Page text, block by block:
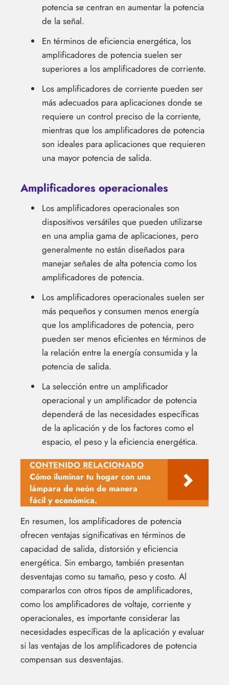
potencia se centran en aumentar la potencia
de la señal.
En términos de eficiencia energética, los
amplificadores de potencia suelen ser
superiores a los amplificadores de corriente.
Los amplificadores de corriente pueden ser
más adecuados para aplicaciones donde se
requiere un control preciso de la corriente,
mientras que los amplificadores de potencia
son ideales para aplicaciones que requieren
una mayor potencia de salida.
Amplificadores operacionales
Los amplificadores operacionales son
dispositivos versátiles que pueden utilizarse
en una amplia gama de aplicaciones, pero
generalmente no están diseñados para
manejar señales de alta potencia como los
amplificadores de potencia.
Los amplificadores operacionales suelen ser
más pequeños y consumen menos energía
que los amplificadores de potencia, pero
pueden ser menos eficientes en términos de
la relación entre la energía consumida y la
potencia de salida.
La selección entre un amplificador
operacional y un amplificador de potencia
dependerá de las necesidades específicas
de la aplicación y de los factores como el
espacio, el peso y la eficiencia energética.
CONTENIDO RELACIONADO
Cómo iluminar tu hogar con una
lámpara de neón de manera
fácil y económica.
En resumen, los amplificadores de potencia
ofrecen ventajas significativas en términos de
capacidad de salida, distorsión y eficiencia
energética. Sin embargo, también presentan
desventajas como su tamaño, peso y costo. Al
compararlos con otros tipos de amplificadores,
como los amplificadores de voltaje, corriente y
operacionales, es importante considerar las
necesidades específicas de la aplicación y evaluar
si las ventajas de los amplificadores de potencia
compensan sus desventajas.